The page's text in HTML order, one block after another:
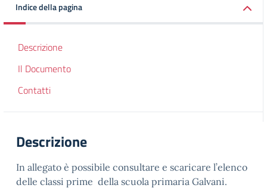
Indice della pagina
Descrizione
Il Documento
Contatti
Descrizione
In allegato è possibile consultare e scaricare l’elenco
delle classi prime della scuola primaria Galvani.